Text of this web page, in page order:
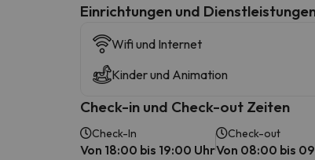
​Einrichtungen und
Wifi und Internet
Kinder und Animation
Check-in und Check-out Zeiten
Check-In
Von 18:00 bis 19:00 Uhr
Check-out
Von 08:00 bis